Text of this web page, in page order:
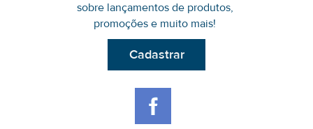
sobre lançamentos de produtos,
promoções e muito mais!
Cadastrar